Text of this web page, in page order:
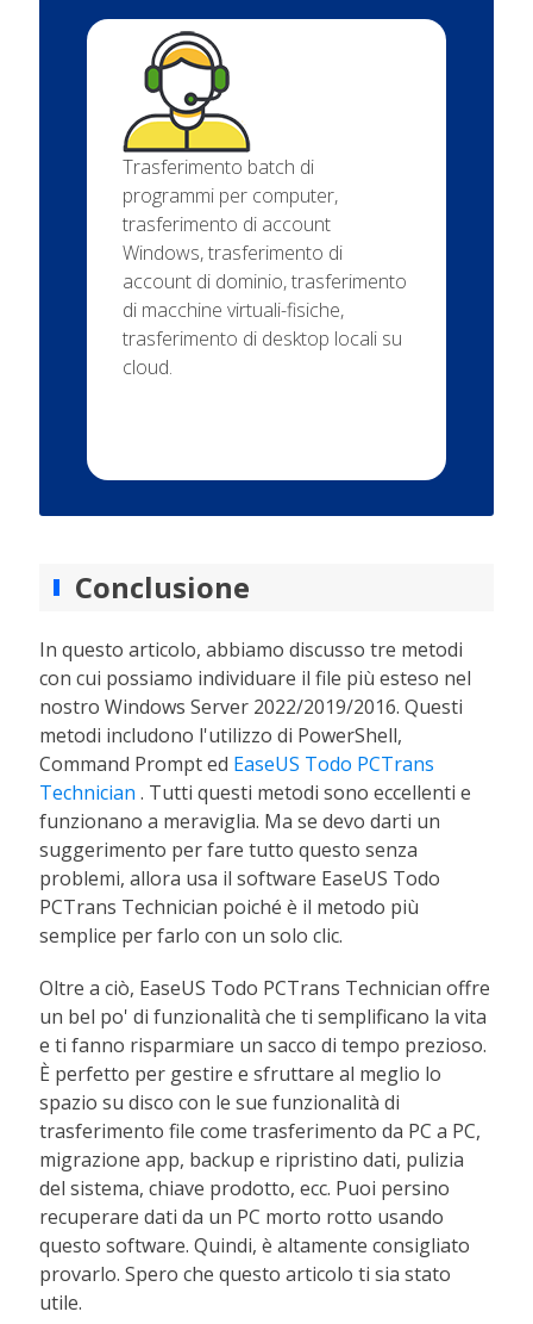
Trasferimento batch di
programmi per computer,
trasferimento di account
Windows, trasferimento di
account di dominio, trasferimento
di macchine virtuali-fisiche,
trasferimento di desktop locali su
cloud.
Conclusione
In questo articolo, abbiamo discusso tre metodi
con cui possiamo individuare il file più esteso nel
nostro Windows Server 2022/2019/2016. Questi
metodi includono l'utilizzo di PowerShell,
Command Prompt ed EaseUS Todo PCTrans
Technician . Tutti questi metodi sono eccellenti e
funzionano a meraviglia. Ma se devo darti un
suggerimento per fare tutto questo senza
problemi, allora usa il software EaseUS Todo
PCTrans Technician poiché è il metodo più
semplice per farlo con un solo clic.
Oltre a ciò, EaseUS Todo PCTrans Technician offre
un bel po' di funzionalità che ti semplificano la vita
e ti fanno risparmiare un sacco di tempo prezioso.
È perfetto per gestire e sfruttare al meglio lo
spazio su disco con le sue funzionalità di
trasferimento file come trasferimento da PC a PC,
migrazione app, backup e ripristino dati, pulizia
del sistema, chiave prodotto, ecc. Puoi persino
recuperare dati da un PC morto rotto usando
questo software. Quindi, è altamente consigliato
provarlo. Spero che questo articolo ti sia stato
utile.